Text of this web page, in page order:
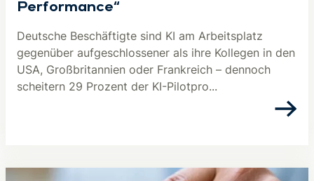
Performance“
Deutsche Beschäftigte sind KI am Arbeitsplatz
gegenüber aufgeschlossener als ihre Kollegen in den
USA, Großbritannien oder Frankreich – dennoch
scheitern 29 Prozent der KI-Pilotpro...